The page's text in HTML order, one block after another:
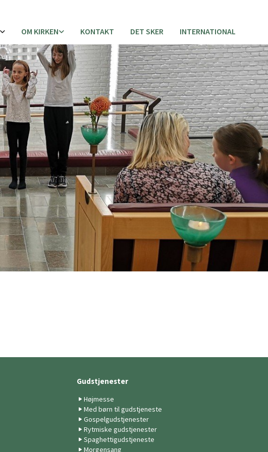
OM KIRKEN KONTAKT DET SKER INTERNATIONAL
Gudstjenester
Højmesse
Med børn til gudstjeneste
Gospelgudstjenester
Rytmiske gudstjenester
Spaghettigudstjeneste
Morgensang